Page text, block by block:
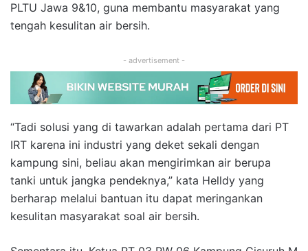
PLTU Jawa 9&10, guna membantu masyarakat yang
tengah kesulitan air bersih.
- advertisement -
“Tadi solusi yang di tawarkan adalah pertama dari PT
IRT karena ini industri yang deket sekali dengan
kampung sini, beliau akan mengirimkan air berupa
tanki untuk jangka pendeknya,” kata Helldy yang
berharap melalui bantuan itu dapat meringankan
kesulitan masyarakat soal air bersih.